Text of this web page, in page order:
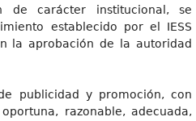
de carácter institucional, se
establecido por el IESS
la aprobación de la autoridad
publicidad y promoción, con
razonable, adecuada,